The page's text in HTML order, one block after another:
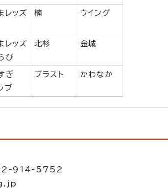
レッズ
楠 ウイング
レッズ
び
北杉 金城
ぎ
ブ
ブラスト かわなか
914-5752